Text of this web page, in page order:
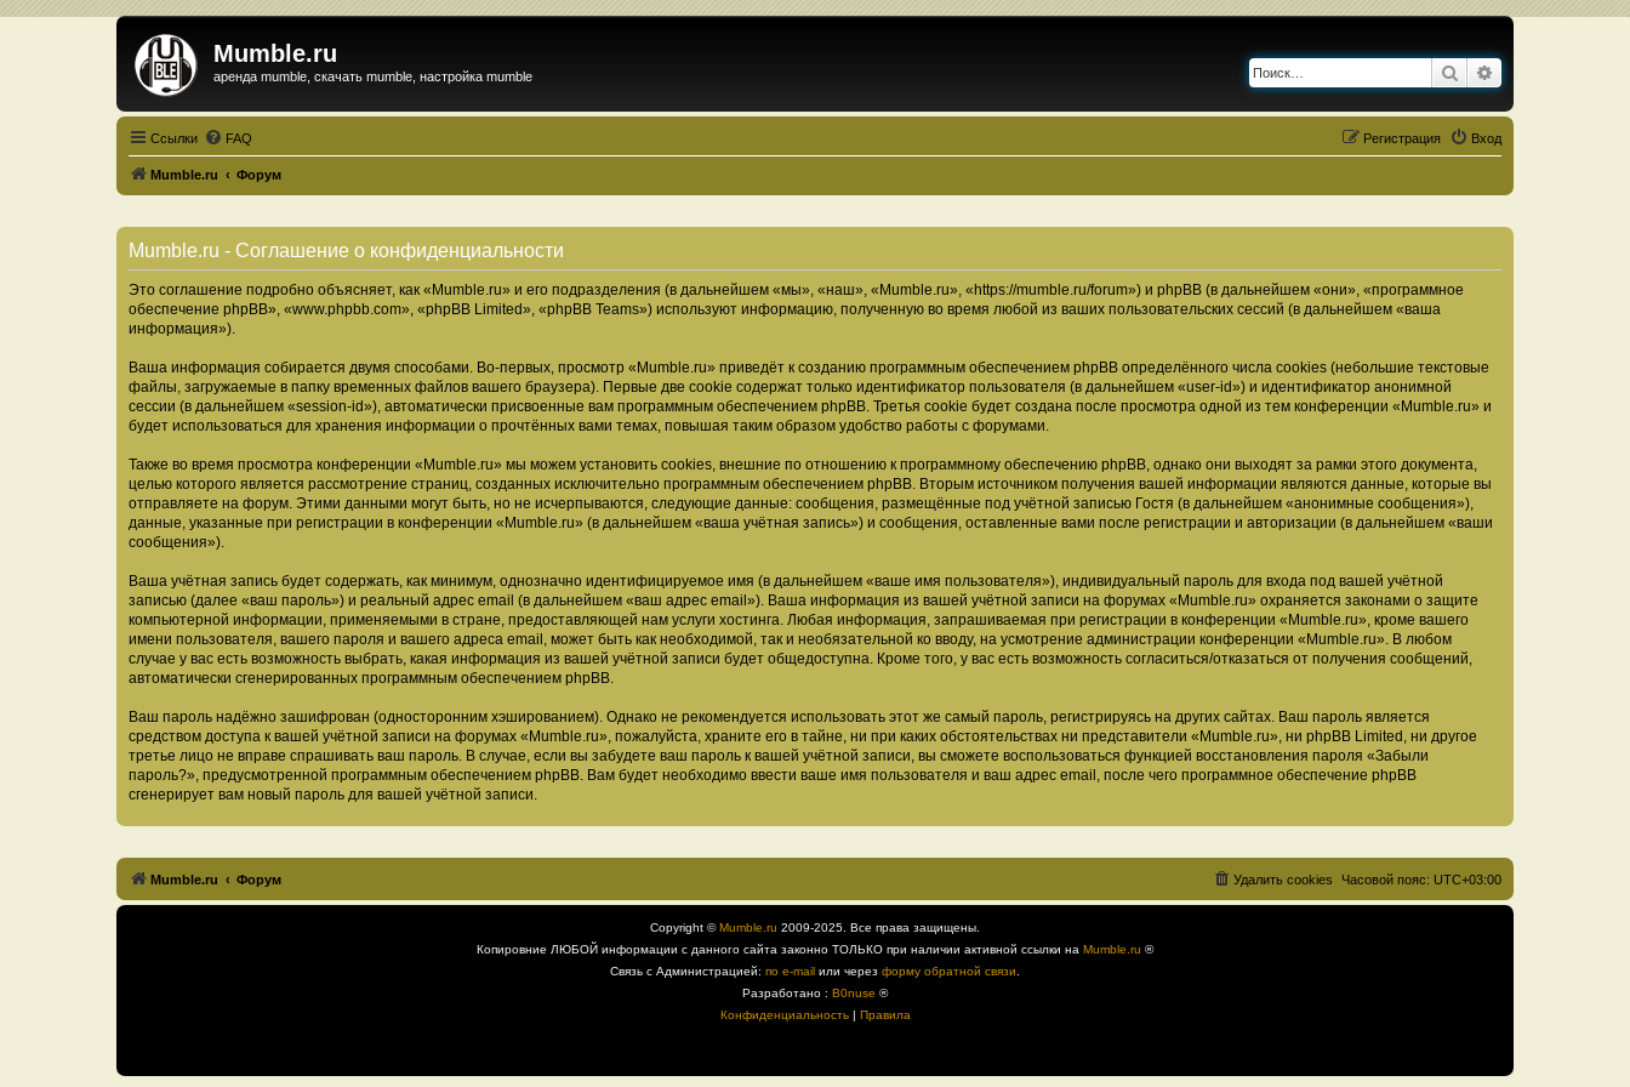
Mumble.ru
аренда mumble, скачать mumble, настройка mumble Поиск
Ссылки FAQ Вход
Регистрация
Mumble.ru Форум
Mumble.ru - Соглашение о конфиденциальности
Это соглашение подробно объясняет, как «Mumble.ru» и его подразделения (в дальнейшем «мы», «наш», «Mumble.ru», «https://mumble.ru/forum») и phpBB (в дальнейшем «они», «программное
обеспечение phpBB», «www.phpbb.com», «phpBB Limited», «phpBB Teams») используют информацию, полученную во время любой из ваших пользовательских сессий (в дальнейшем «ваша
информация»).
Ваша информация собирается двумя способами. Во-первых, просмотр «Mumble.ru» приведёт к созданию программным обеспечением phpBB определённого числа cookies (небольшие текстовые
файлы, загружаемые в папку временных файлов вашего браузера). Первые две cookie содержат только идентификатор пользователя (в дальнейшем «user-id») и идентификатор анонимной
сессии (в дальнейшем «session-id»), автоматически присвоенные вам программным обеспечением phpBB. Третья cookie будет создана после просмотра одной из тем конференции «Mumble.ru» и
будет использоваться для хранения информации о прочтённых вами темах, повышая таким образом удобство работы с форумами.
Также во время просмотра конференции «Mumble.ru» мы можем установить cookies, внешние по отношению к программному обеспечению phpBB, однако они выходят за рамки этого документа,
целью которого является рассмотрение страниц, созданных исключительно программным обеспечением phpBB. Вторым источником получения вашей информации являются данные, которые вы
отправляете на форум. Этими данными могут быть, но не исчерпываются, следующие данные: сообщения, размещённые под учётной записью Гостя (в дальнейшем «анонимные сообщения»),
данные, указанные при регистрации в конференции «Mumble.ru» (в дальнейшем «ваша учётная запись») и сообщения, оставленные вами после регистрации и авторизации (в дальнейшем «ваши
сообщения»).
Ваша учётная запись будет содержать, как минимум, однозначно идентифицируемое имя (в дальнейшем «ваше имя пользователя»), индивидуальный пароль для входа под вашей учётной
записью (далее «ваш пароль») и реальный адрес email (в дальнейшем «ваш адрес email»). Ваша информация из вашей учётной записи на форумах «Mumble.ru» охраняется законами о защите
компьютерной информации, применяемыми в стране, предоставляющей нам услуги хостинга. Любая информация, запрашиваемая при регистрации в конференции «Mumble.ru», кроме вашего
имени пользователя, вашего пароля и вашего адреса email, может быть как необходимой, так и необязательной ко вводу, на усмотрение администрации конференции «Mumble.ru». В любом
случае у вас есть возможность выбрать, какая информация из вашей учётной записи будет общедоступна. Кроме того, у вас есть возможность согласиться/отказаться от получения сообщений,
автоматически сгенерированных программным обеспечением phpBB.
Ваш пароль надёжно зашифрован (односторонним хэшированием). Однако не рекомендуется использовать этот же самый пароль, регистрируясь на других сайтах. Ваш пароль является
средством доступа к вашей учётной записи на форумах «Mumble.ru», пожалуйста, храните его в тайне, ни при каких обстоятельствах ни представители «Mumble.ru», ни phpBB Limited, ни другое
третье лицо не вправе спрашивать ваш пароль. В случае, если вы забудете ваш пароль к вашей учётной записи, вы сможете воспользоваться функцией восстановления пароля «Забыли
пароль?», предусмотренной программным обеспечением phpBB. Вам будет необходимо ввести ваше имя пользователя и ваш адрес email, после чего программное обеспечение phpBB
сгенерирует вам новый пароль для вашей учётной записи.
Mumble.ru Форум Часовой пояс: UTC+03:00
Удалить cookies
Copyright ©Mumble.ru 2009-2025. Все права защищены.
Копировние ЛЮБОЙ информации с данного сайта законно ТОЛЬКО при наличии активной ссылки на Mumble.ru ®
Связь с Администрацией: по e-mail или через форму обратной связи
Разработано : B0nuse ®
Конфиденциальность| Правила